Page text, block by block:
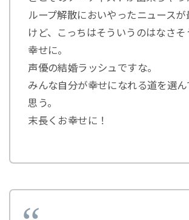
ループ解散においやったニュースが
けど、こっちはそういうのはなさそ
幸せに。
声優の結婚ラッシュですな。
みんな自分が幸せになれる道を選ん
思う。
末長くお幸せに！